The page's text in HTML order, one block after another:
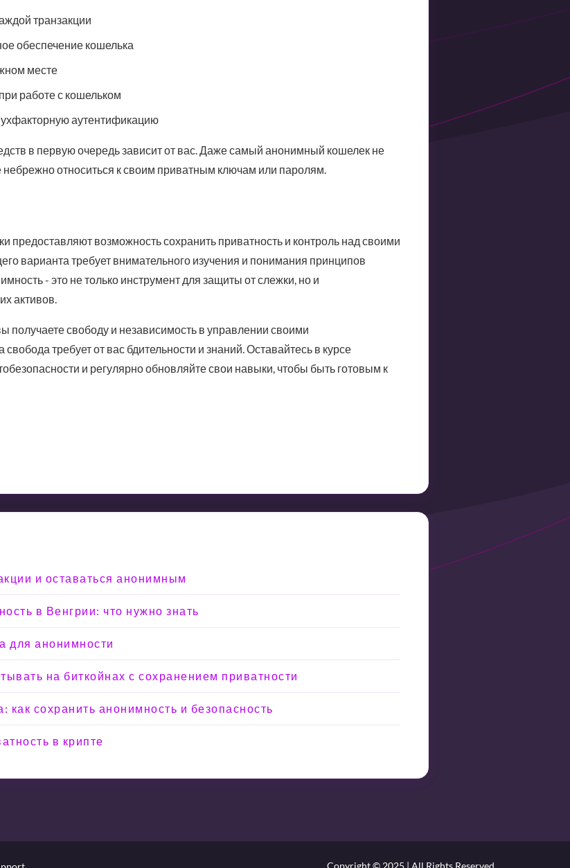
транзакции
обеспечение кошелька
месте
работе с кошельком
аутентификацию
в первую очередь зависит от вас. Даже самый анонимный кошелек не
относиться к своим приватным ключам или паролям.
возможность сохранить приватность и контроль над своими
варианта требует внимательного изучения и понимания принципов
- это не только инструмент для защиты от слежки, но и
активов.
получаете свободу и независимость в управлении своими
требует от вас бдительности и знаний. Оставайтесь в курсе
и регулярно обновляйте свои навыки, чтобы быть готовым к
и оставаться анонимным
в Венгрии: что нужно знать
для анонимности
на биткойнах с сохранением приватности
сохранить анонимность и безопасность
в крипте
Copyright © 2025 | All Rights Reserved